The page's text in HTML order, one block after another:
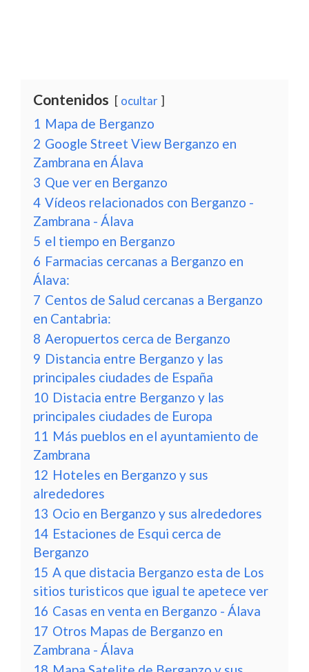
Contenidos ocultar
1 Mapa de Berganzo
2 Google Street View Berganzo en
Zambrana en Álava
3 Que ver en Berganzo
4 Vídeos relacionados con Berganzo -
Zambrana - Álava
5 el tiempo en Berganzo
6 Farmacias cercanas a Berganzo en
Álava:
7 Centos de Salud cercanas a Berganzo
en Cantabria:
8 Aeropuertos cerca de Berganzo
9 Distancia entre Berganzo y las
principales ciudades de España
10 Distacia entre Berganzo y las
principales ciudades de Europa
11 Más pueblos en el ayuntamiento de
Zambrana
12 Hoteles en Berganzo y sus
alrededores
13 Ocio en Berganzo y sus alrededores
14 Estaciones de Esqui cerca de
Berganzo
15 A que distacia Berganzo esta de Los
sitios turisticos que igual te apetece ver
16 Casas en venta en Berganzo - Álava
17 Otros Mapas de Berganzo en
Zambrana - Álava